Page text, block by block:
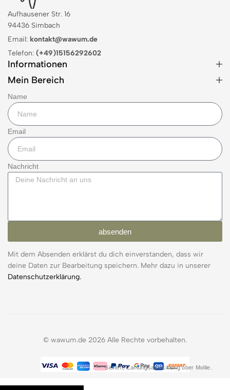
Aufhausener Str. 16
94436 Simbach
Email: kontakt@wawum.de
Telefon: (+49)15156292602
Informationen
Mein Bereich
Name
Email
Nachricht
absenden
Mit dem Absenden erklärst du dich einverstanden, dass wir
deine Daten zur Bearbeitung speichern. Mehr dazu in unserer
Datenschutzerklärung.
© wawum.de 2026 Alle Rechte vorbehalten.
Sichere Zahlungsabwicklung über Mollie.